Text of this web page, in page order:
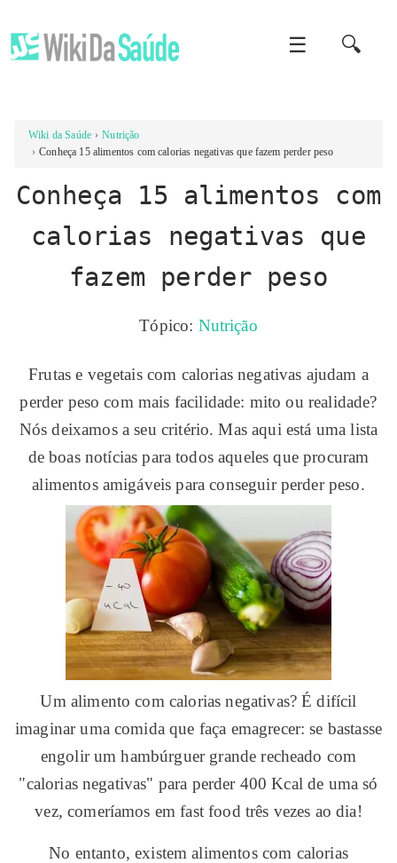
☰ 🔍
Wiki da Saúde
Nutrição
Conheça 15 alimentos com calorias negativas que fazem perder peso
Conheça 15 alimentos com
calorias negativas que
fazem perder peso
Tópico: Nutrição
Frutas e vegetais com calorias negativas ajudam a
perder peso com mais facilidade: mito ou realidade?
Nós deixamos a seu critério. Mas aqui está uma lista
de boas notícias para todos aqueles que procuram
alimentos amigáveis ​​para conseguir perder peso.
Um alimento com calorias negativas? É difícil
imaginar uma comida que faça emagrecer: se bastasse
engolir um hambúrguer grande recheado com
"calorias negativas" para perder 400 Kcal de uma só
vez, comeríamos em fast food três vezes ao dia!
No entanto, existem alimentos com calorias